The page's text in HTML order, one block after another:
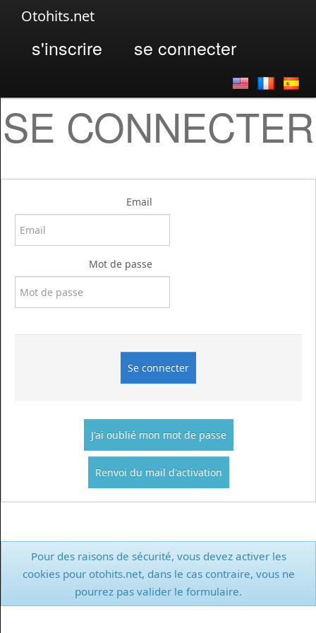
Otohits.net
s'inscrire se connecter
SE CONNECTER
Email
Mot de passe
J'ai oublié mon mot de passe
Renvoi du mail d'activation
Pour des raisons de sécurité, vous devez activer les
cookies pour otohits.net, dans le cas contraire, vous ne
pourrez pas valider le formulaire.